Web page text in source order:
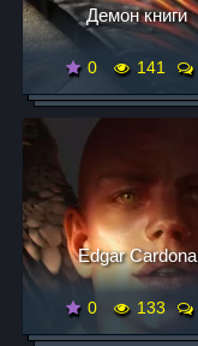
Демон книги
0 141
Edgar Cardona
0 133